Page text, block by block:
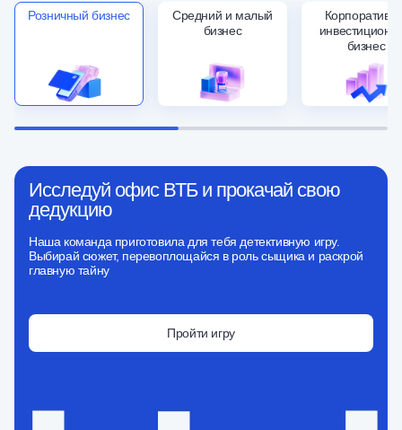
Розничный бизнес
Средний и малый
бизнес
бизнес
Исследуй офис ВТБ и прокачай свою
дедукцию
Наша команда приготовила для тебя детективную игру.
Выбирай сюжет, перевоплощайся в роль сыщика и раскрой
главную тайну
Пройти игру